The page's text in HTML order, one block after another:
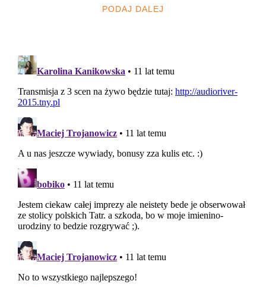
PODAJ DALEJ